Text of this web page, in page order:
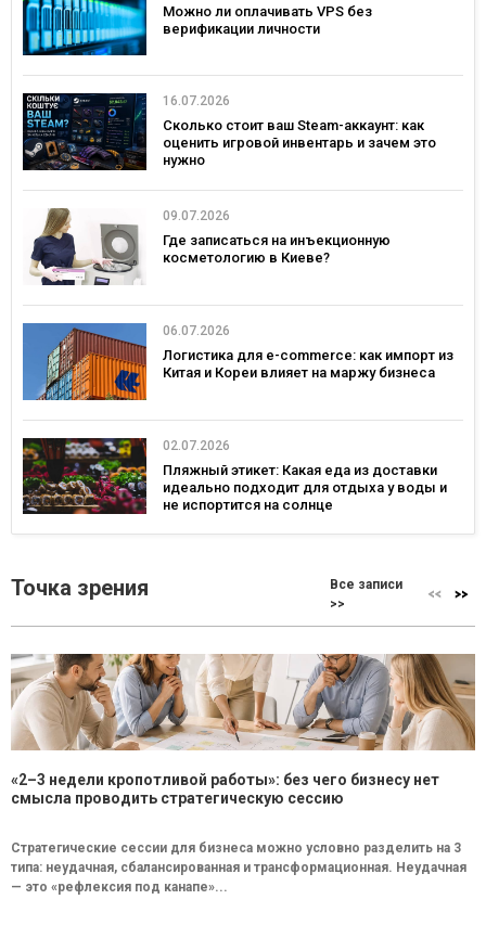
Можно ли оплачивать VPS без
верификации личности
16.07.2026
Сколько стоит ваш Steam-аккаунт: как
оценить игровой инвентарь и зачем это
нужно
09.07.2026
Где записаться на инъекционную
косметологию в Киеве?
06.07.2026
Логистика для e-commerce: как импорт из
Китая и Кореи влияет на маржу бизнеса
02.07.2026
Пляжный этикет: Какая еда из доставки
идеально подходит для отдыха у воды и
не испортится на солнце
Точка зрения
Все записи
>>
«2–3 недели кропотливой работы»: без чего бизнесу нет
смысла проводить стратегическую сессию
Стратегические сессии для бизнеса можно условно разделить на 3
типа: неудачная, сбалансированная и трансформационная. Неудачная
— это «рефлексия под канапе»...